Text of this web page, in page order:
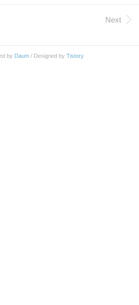
설치 하면 뭔가 막 설치 되는데 그래도 못
Next
by Daum/ Designed by Tistory